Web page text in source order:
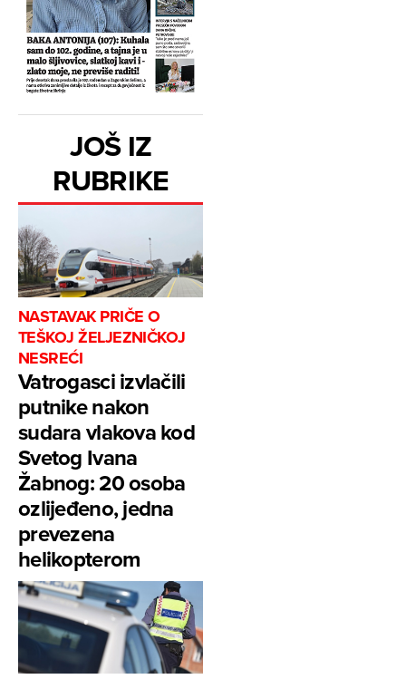
JOŠ IZ
RUBRIKE
NASTAVAK PRIČE O
TEŠKOJ ŽELJEZNIČKOJ
NESREĆI
Vatrogasci izvlačili
putnike nakon
sudara vlakova kod
Svetog Ivana
Žabnog: 20 osoba
ozlijeđeno, jedna
prevezena
helikopterom